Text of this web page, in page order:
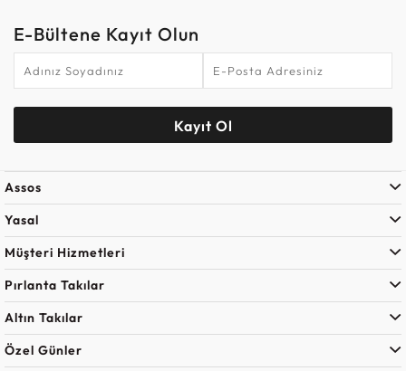
E-Bültene Kayıt Olun
Kayıt Ol
Assos
Yasal
Müşteri Hizmetleri
Pırlanta Takılar
Altın Takılar
Özel Günler